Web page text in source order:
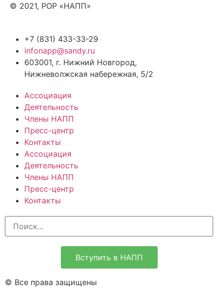
© 2021, РОР «НАПП»
+7 (831) 433-33-29
infonapp@sandy.ru
603001, г. Нижний Новгород,
Нижневолжская набережная, 5/2
Ассоциация
Деятельность
Члены НАПП
Пресс-центр
Контакты
Ассоциация
Деятельность
Члены НАПП
Пресс-центр
Контакты
Вступить в НАПП
© Все права защищены